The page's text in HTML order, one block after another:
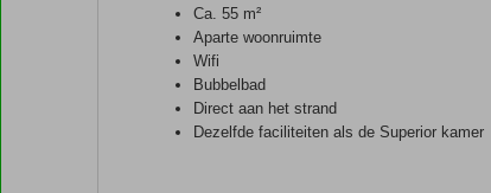
Ca. 55 m²
Aparte woonruimte
Wifi
Bubbelbad
Direct aan het strand
Dezelfde faciliteiten als de Superior kamer